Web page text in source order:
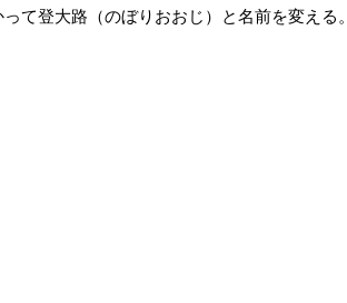
て登大路（のぼりおおじ）と名前を変える。